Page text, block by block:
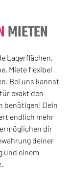
MIETEN
Lagerflächen,
Miete flexibel
Bei uns kannst
exakt den
benötigen! Dein
endlich mehr
dir
deiner
und einem